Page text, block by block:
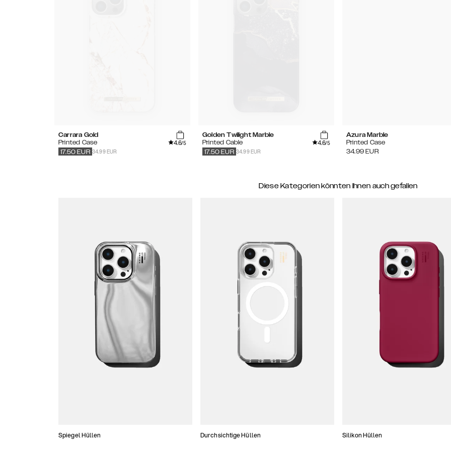
Carrara Gold
Printed Case
4.6/5
34.99 EUR
17.50 EUR
Golden Twilight Marble
Printed Cable
4.6/5
34.99 EUR
17.50 EUR
Azura Marble
Printed Case
34.99 EUR
Diese Kategorien könnten Ihnen auch gefallen
Spiegel Hüllen Durchsichtige Hüllen Silikon Hüllen